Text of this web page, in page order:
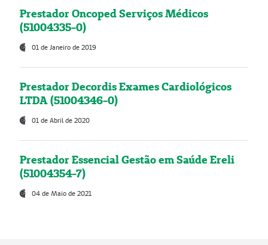
Prestador Oncoped Serviços Médicos
(51004335-0)
01 de Janeiro de 2019
Prestador Decordis Exames Cardiológicos
LTDA (51004346-0)
01 de Abril de 2020
Prestador Essencial Gestão em Saúde Ereli
(51004354-7)
04 de Maio de 2021